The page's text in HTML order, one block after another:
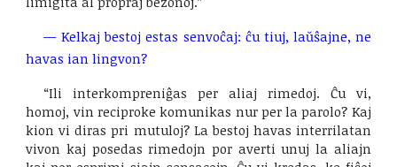
— Kelkaj bestoj estas senvoĉaj: ĉu tiuj, laŭŝajne, ne
havas ian lingvon?
“Ili interkompreniĝas per aliaj rimedoj. Ĉu vi,
homoj, vin reciproke komunikas nur per la parolo? Kaj
kion vi diras pri mutuloj? La bestoj havas interrilatan
vivon kaj posedas rimedojn por averti unuj la aliajn